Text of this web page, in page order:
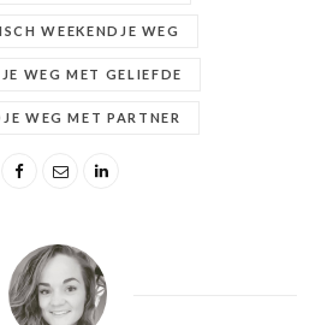
WEEKENDJE WEG
WEG MET GELIEFDE
WEG MET PARTNER